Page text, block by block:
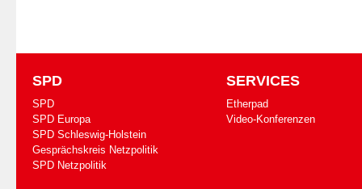
SPD
SPD
SPD Europa
SPD Schleswig-Holstein
Gesprächskreis Netzpolitik
SPD Netzpolitik
SERVICES
Etherpad
Video-Konferenzen